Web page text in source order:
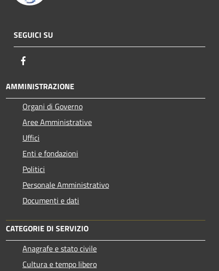
SEGUICI SU
AMMINISTRAZIONE
Organi di Governo
Aree Amministrative
Uffici
Enti e fondazioni
Politici
Personale Amministrativo
Documenti e dati
CATEGORIE DI SERVIZIO
Anagrafe e stato civile
Cultura e tempo libero